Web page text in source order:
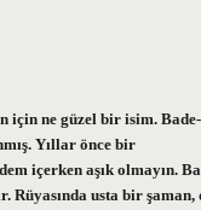
için ne güzel bir isim.
Yıllar önce bir
içerken aşık olmayın.
usta bir şaman,